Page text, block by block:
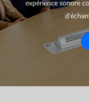
expérience sonore